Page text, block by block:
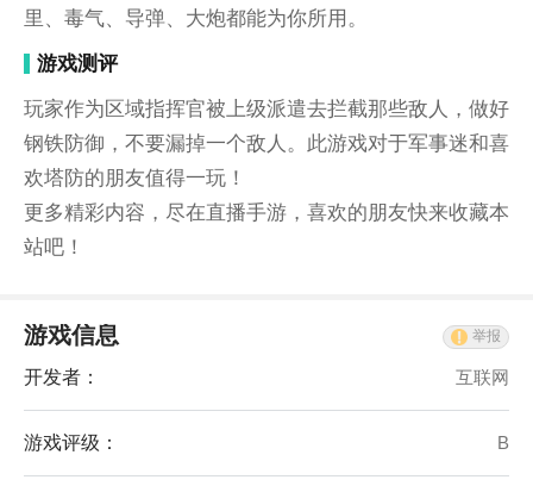
里、毒气、导弹、大炮都能为你所用。
游戏测评
玩家作为区域指挥官被上级派遣去拦截那些敌人，做好
钢铁防御，不要漏掉一个敌人。此游戏对于军事迷和喜
欢塔防的朋友值得一玩！
更多精彩内容，尽在直播手游，喜欢的朋友快来收藏本
站吧！
游戏信息 举报
开发者： 互联网
游戏评级： B